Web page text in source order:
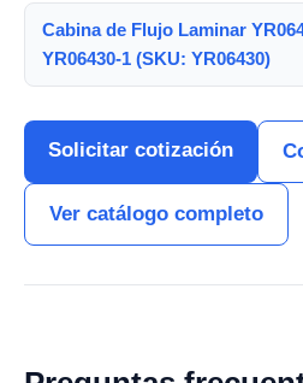
Cabina de Flujo Laminar
YR06430-1 (SKU: YR06430)
Solicitar cotización
Ver catálogo completo